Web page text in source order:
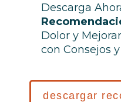
Descarga
Dolor y
con Consejos
descargar